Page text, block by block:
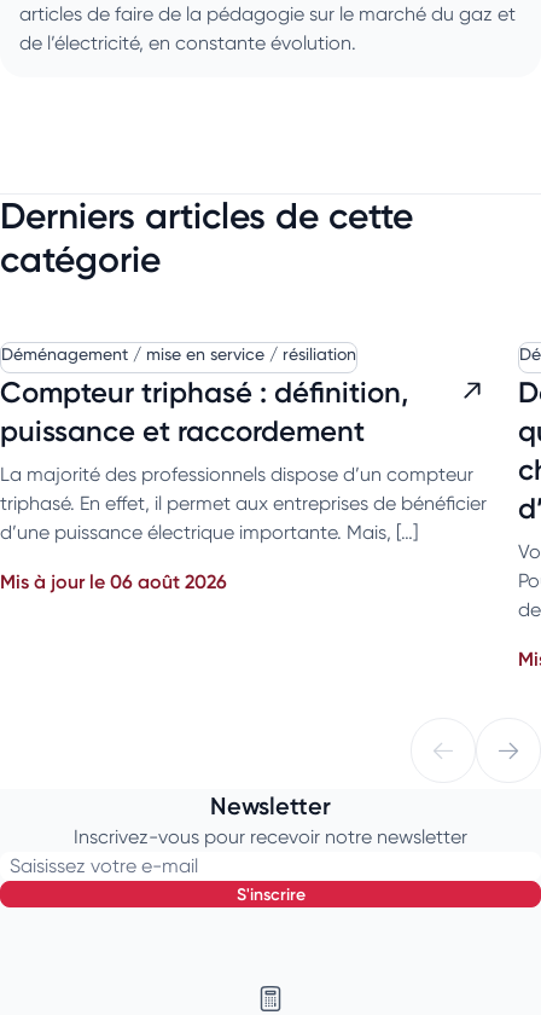
articles de faire de la pédagogie sur le marché du gaz et
de l’électricité, en constante évolution.
Derniers articles de cette
catégorie
Déménagement / mise en service / résiliation
Compteur triphasé : définition,
puissance et raccordement
La majorité des professionnels dispose d’un compteur
triphasé. En effet, il permet aux entreprises de bénéficier
d’une puissance électrique importante. Mais, […]
Mis à jour le 06 août 2026
Newsletter
Inscrivez-vous pour recevoir notre newsletter
Saisissez votre e-mail
s'inscrire